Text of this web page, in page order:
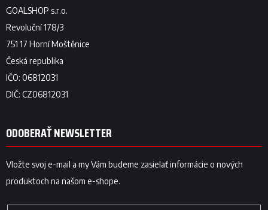
ODOBERAŤ NEWSLETTER
Vložte svoj e-mail a my Vám budeme zasielať informácie o nových
produktoch na našom e-shope.